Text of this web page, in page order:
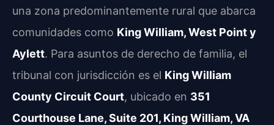
una zona predominantemente rural que abarca
comunidades como King William, West Point y
Aylett. Para asuntos de derecho de familia, el
tribunal con jurisdicción es el King William
County Circuit Court, ubicado en 351
Courthouse Lane, Suite 201, King William, VA